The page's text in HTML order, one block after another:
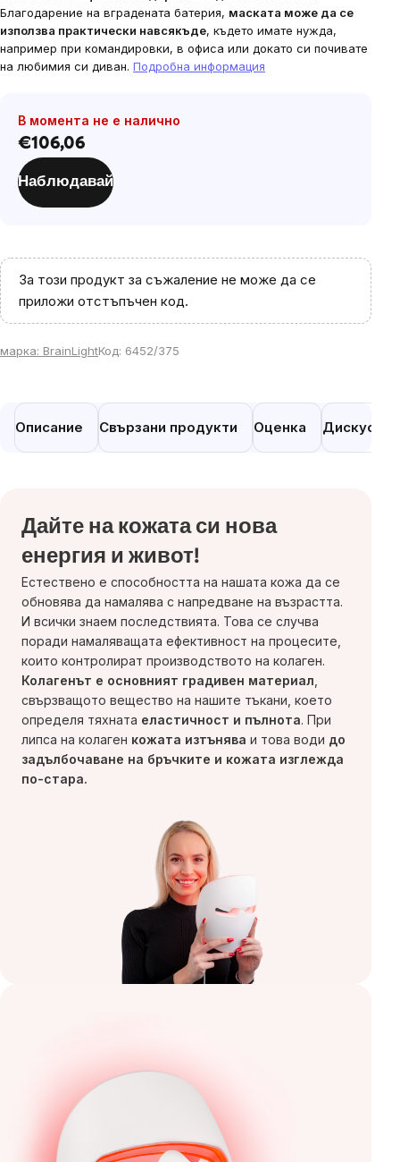
Благодарение на вградената батерия, маската може да се
използва практически навсякъде, където имате нужда,
например при командировки, в офиса или докато си почивате
на любимия си диван. Подробна информация
В момента не е налично
€106,06Цена
мярка:
Наблюдавай
За този продукт за съжаление не може да се
приложи отстъпъчен код.
марка: BrainLightКод: 6452/375
Описание Свързани продукти Оценка Дискусия
Дайте на кожата си нова
енергия и живот!
Естествено е способността на нашата кожа да се
обновява да намалява с напредване на възрастта.
И всички знаем последствията. Това се случва
поради намаляващата ефективност на процесите,
които контролират производството на колаген.
Колагенът е основният градивен материал
свързващото вещество на нашите тъкани, което
определя тяхната еластичност и пълнота. При
липса на колаген кожата изтънява и това води до
задълбочаване на бръчките и кожата изглежда
по-стара.